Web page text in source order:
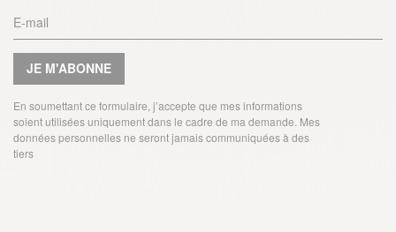
JE M'ABONNE
En soumettant ce formulaire, j’accepte que mes informations
soient utilisées uniquement dans le cadre de ma demande. Mes
données personnelles ne seront jamais communiquées à des
tiers